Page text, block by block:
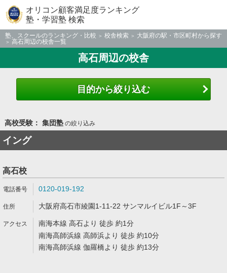
オリコン顧客満足度ランキング
塾・学習塾 検索
塾、スクールのランキング・比較 校舎検索
大阪府の駅・市区町村から探す
高石周辺の校舎一覧
高石周辺の校舎
目的から絞り込む
高校受験： 集団塾の絞り込み
イング
高石校
0120-019-192
大阪府高石市綾園1-11-22 サンマルイビル1F～3F
南海本線 高石より 徒歩 約1分
南海高師浜線 高師浜より 徒歩 約10分
南海高師浜線 伽羅橋より 徒歩 約13分